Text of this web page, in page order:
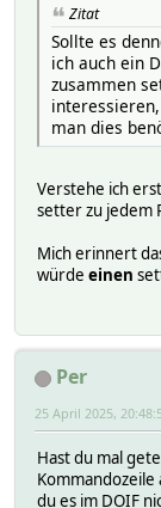
Zitat
Sollte es
ich auch ein
zusammen
man dies
Verstehe ich
setter zu jedem
Mich erinnert
würde einen
Per
25 April 2025,
Hast du mal
du es im DOIF